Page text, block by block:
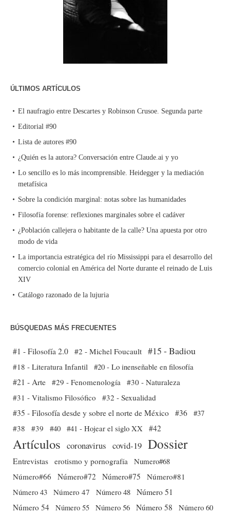
ÚLTIMOS ARTÍCULOS
El naufragio entre Descartes y Robinson Crusoe. Segunda parte
Editorial #90
Lista de autores #90
¿Quién es la autora? Conversación entre Claude.ai y yo
Lo sencillo es lo más incomprensible. Heidegger y la mediación
metafísica
Sobre la condición marginal: notas sobre las humanidades
Filosofía forense: reflexiones marginales sobre el cadáver
¿Población callejera o habitante de la calle? Una apuesta por otro
modo de vida
La importancia estratégica del río Mississippi para el desarrollo del
comercio colonial en América del Norte durante el reinado de Luis
XIV
Catálogo razonado de la lujuria
BÚSQUEDAS MÁS FRECUENTES
#1 - Filosofía 2.0 #2 - Michel Foucault #15 - Badiou
#18 - Literatura Infantil #20 - Lo inenseñable en filosofía
#21 - Arte #29 - Fenomenología #30 - Naturaleza
#31 - Vitalismo Filosófico
#32 - Sexualidad
#35 - Filosofía desde y sobre el norte de México #36 #37
#38
#39 #40 #41 - Hojear el siglo XX #42
Artículos coronavirus covid-19 Dossier
Entrevistas erotismo y pornografía Numero#68
Número#66
Número#72 Número#75
Número#81
Número 43 Número 47 Número 48 Número 51
Número 54 Número 55 Número 56 Número 58
Número 60